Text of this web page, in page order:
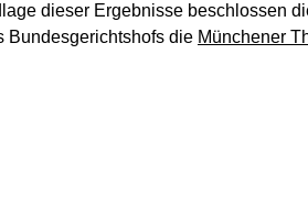
dieser Ergebnisse beschlossen
Bundesgerichtshofs die Münchener